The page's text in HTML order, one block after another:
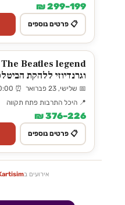
199–299 ₪
📋 פרטים נוספים
וגרנדיוזי ללהקת
📅 שלישי, 23 פברואר ⏰ 20:00
📍 היכל התרבות פתח תקווה
226–376 ₪
📋 פרטים נוספים
אירועים ב